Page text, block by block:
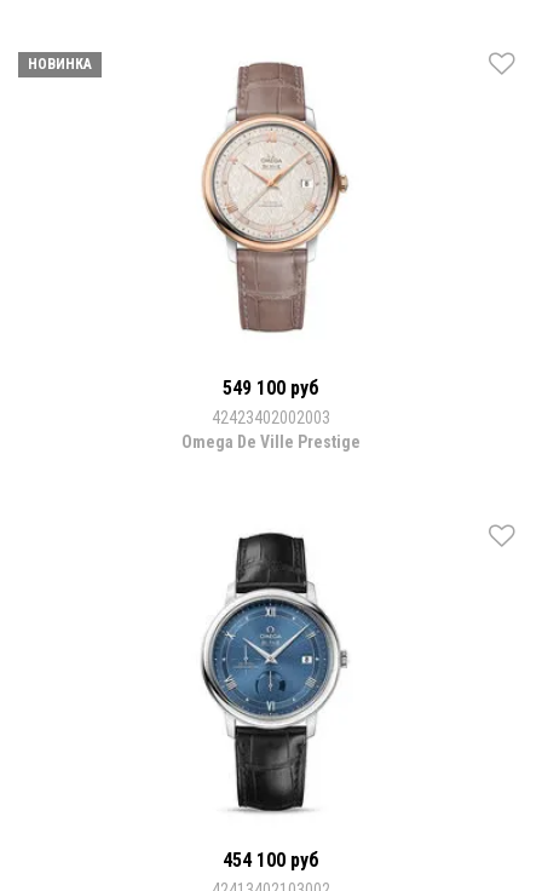
НОВИНКА
549 100 руб
42423402002003
Omega De Ville Prestige
454 100 руб